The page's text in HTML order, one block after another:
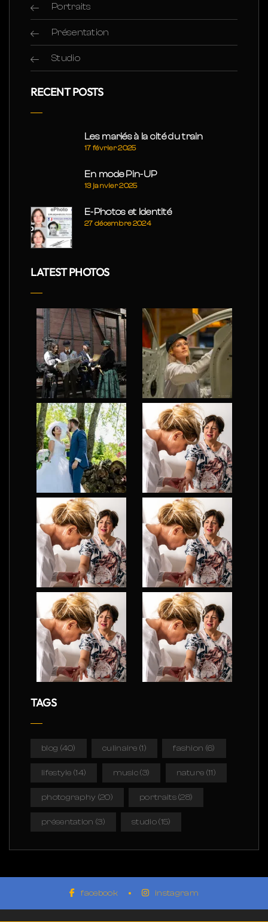
Portraits
Présentation
Studio
RECENT POSTS
Les mariés à la cité du train
17 février 2025
En mode Pin-UP
13 janvier 2025
E-Photos et Identité
27 décembre 2024
LATEST PHOTOS
TAGS
blog (40) culinaire (1) fashion (6)
lifestyle (14) music(3) nature (11)
photography (20) portraits(28)
présentation (3) studio(15)
facebook instagram